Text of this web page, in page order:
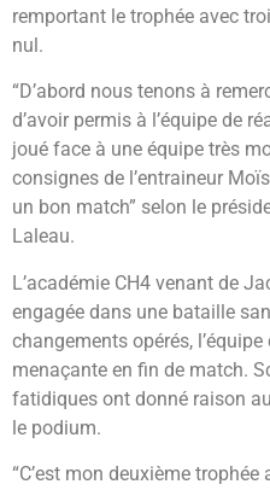
remportant le trophée avec
nul.
“D’abord nous tenons à
d’avoir permis à l’équipe de
joué face à une équipe très
consignes de l’entraineur
un bon match” selon le
Laleau.
L’académie CH4 venant de
engagée dans une bataille
changements opérés,
menaçante en fin de match.
fatidiques ont donné raison
le podium.
“C’est mon deuxième trophée